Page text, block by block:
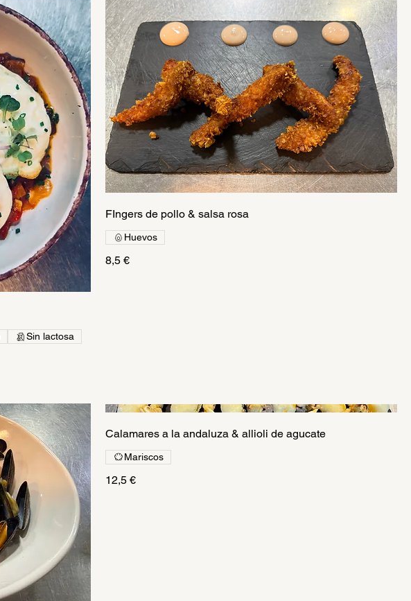
Sin lactosa
FIngers de pollo & salsa rosa
8,5 €
Huevos
Calamares a la andaluza & allioli de agucate
12,5 €
Mariscos